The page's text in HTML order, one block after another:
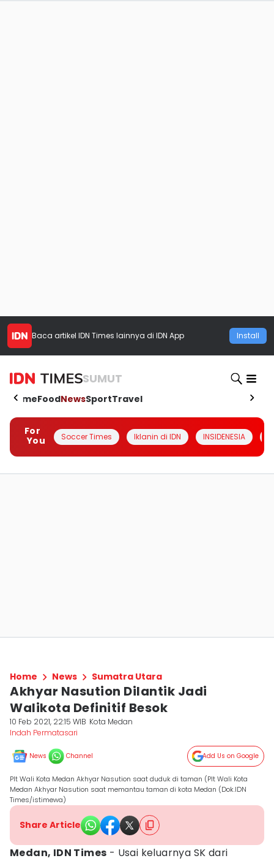
Baca artikel IDN Times lainnya di IDN App Install
SUMUT
HomeFoodNewsSportTravel
For
You
Soccer Times Iklanin di IDN INSIDENESIA
Home News Sumatra Utara
Akhyar Nasution Dilantik Jadi
Walikota Definitif Besok
10 Feb 2021, 22:15 WIB Kota Medan
Indah Permatasari
News Channel Add Us on Google
Plt Wali Kota Medan Akhyar Nasution saat duduk di taman (Plt Wali Kota
Medan Akhyar Nasution saat memantau taman di kota Medan (Dok.IDN
Times/istimewa)
Share Article
Medan, IDN Times - Usai keluarnya SK dari